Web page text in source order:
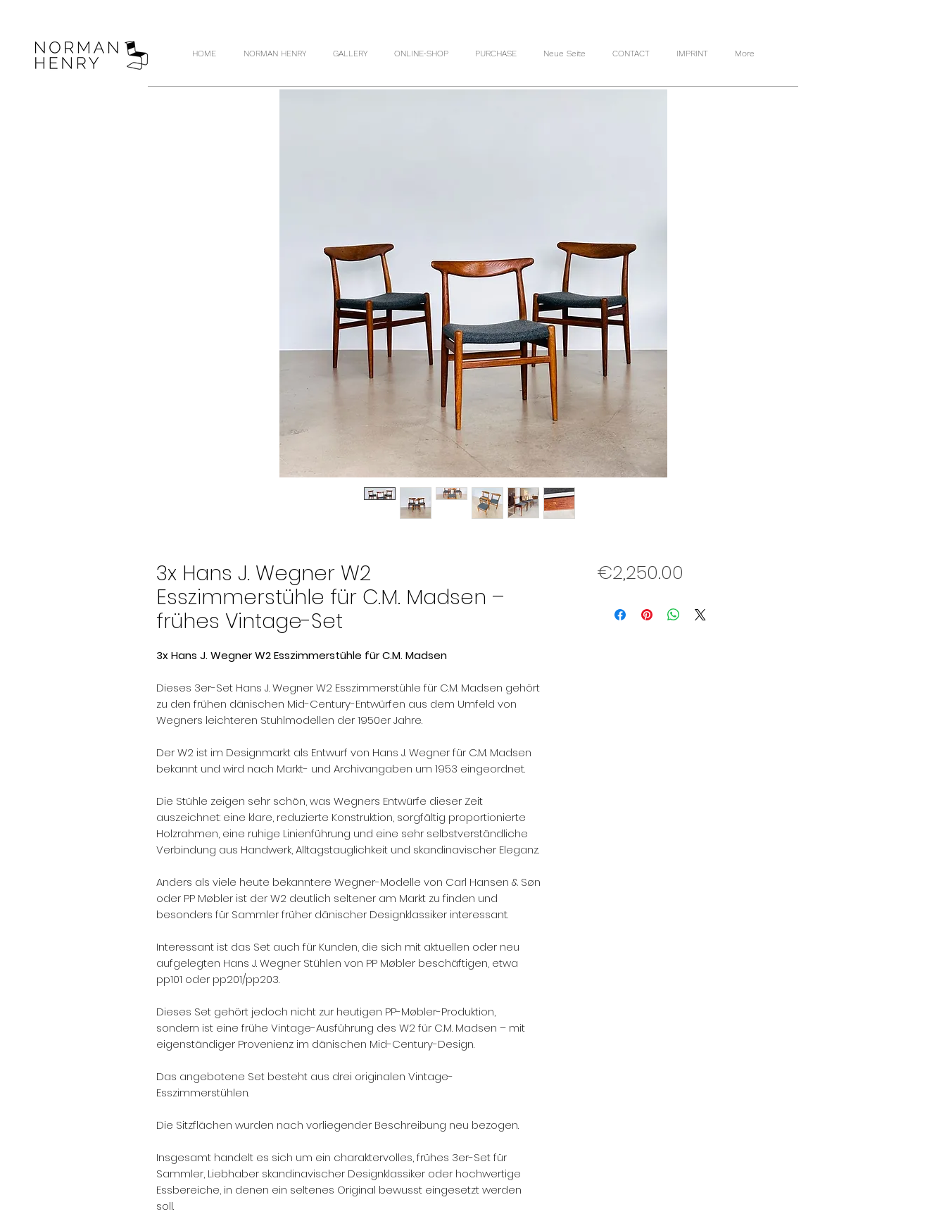
HOME NORMAN HENRY GALLERY ONLINE-SHOP PURCHASE Neue Seite CONTACT IMPRINT More
3x Hans J. Wegner W2
Esszimmerstühle für C.M. Madsen –
frühes Vintage-Set
3x Hans J. Wegner W2 Esszimmerstühle für C.M. Madsen
Dieses 3er-Set Hans J. Wegner W2 Esszimmerstühle für C.M. Madsen gehört
zu den frühen dänischen Mid-Century-Entwürfen aus dem Umfeld von
Wegners leichteren Stuhlmodellen der 1950er Jahre.
Der W2 ist im Designmarkt als Entwurf von Hans J. Wegner für C.M. Madsen
bekannt und wird nach Markt- und Archivangaben um 1953 eingeordnet.
Die Stühle zeigen sehr schön, was Wegners Entwürfe dieser Zeit
auszeichnet: eine klare, reduzierte Konstruktion, sorgfältig proportionierte
Holzrahmen, eine ruhige Linienführung und eine sehr selbstverständliche
Verbindung aus Handwerk, Alltagstauglichkeit und skandinavischer Eleganz.
Anders als viele heute bekanntere Wegner-Modelle von Carl Hansen & Søn
oder PP Møbler ist der W2 deutlich seltener am Markt zu finden und
besonders für Sammler früher dänischer Designklassiker interessant.
Interessant ist das Set auch für Kunden, die sich mit aktuellen oder neu
aufgelegten Hans J. Wegner Stühlen von PP Møbler beschäftigen, etwa
pp101 oder pp201/pp203.
Dieses Set gehört jedoch nicht zur heutigen PP-Møbler-Produktion,
sondern ist eine frühe Vintage-Ausführung des W2 für C.M. Madsen – mit
eigenständiger Provenienz im dänischen Mid-Century-Design.
Das angebotene Set besteht aus drei originalen Vintage-
Esszimmerstühlen.
Die Sitzflächen wurden nach vorliegender Beschreibung neu bezogen.
Insgesamt handelt es sich um ein charaktervolles, frühes 3er-Set für
Sammler, Liebhaber skandinavischer Designklassiker oder hochwertige
Essbereiche, in denen ein seltenes Original bewusst eingesetzt werden
soll.
€2,250.00